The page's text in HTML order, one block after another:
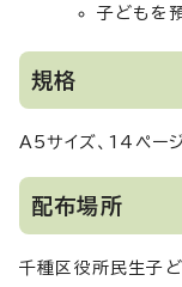
子どもを
規格
A5サイズ、14ペー
配布場所
千種区役所民生子